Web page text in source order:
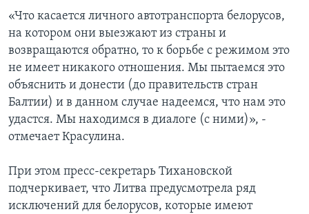
«Что касается личного автотранспорта белорусов,
на котором они выезжают из страны и
возвращаются обратно, то к борьбе с режимом это
не имеет никакого отношения. Мы пытаемся это
объяснить и донести (до правительств стран
Балтии) и в данном случае надеемся, что нам это
удастся. Мы находимся в диалоге (с ними)», -
отмечает Красулина.
При этом пресс-секретарь Тихановской
подчеркивает, что Литва предусмотрела ряд
исключений для белорусов, которые имеют